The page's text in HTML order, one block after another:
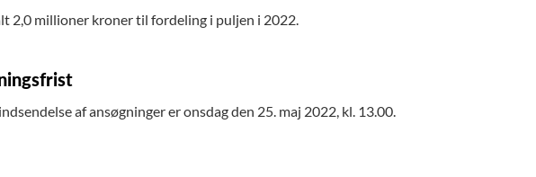
2,0 millioner kroner til fordeling i puljen i 2022.
af ansøgninger er onsdag den 25. maj 2022, kl. 13.00.